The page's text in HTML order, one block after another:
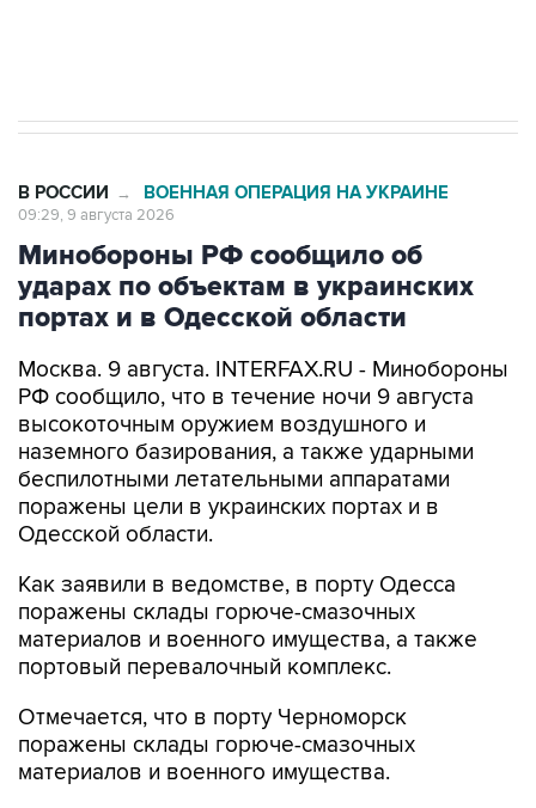
В РОССИИ → ВОЕННАЯ ОПЕРАЦИЯ НА УКРАИНЕ
09:29, 9 августа 2026
Минобороны РФ сообщило об
ударах по объектам в украинских
портах и в Одесской области
Москва. 9 августа. INTERFAX.RU - Минобороны
РФ сообщило, что в течение ночи 9 августа
высокоточным оружием воздушного и
наземного базирования, а также ударными
беспилотными летательными аппаратами
поражены цели в украинских портах и в
Одесской области.
Как заявили в ведомстве, в порту Одесса
поражены склады горюче-смазочных
материалов и военного имущества, а также
портовый перевалочный комплекс.
Отмечается, что в порту Черноморск
поражены склады горюче-смазочных
материалов и военного имущества.